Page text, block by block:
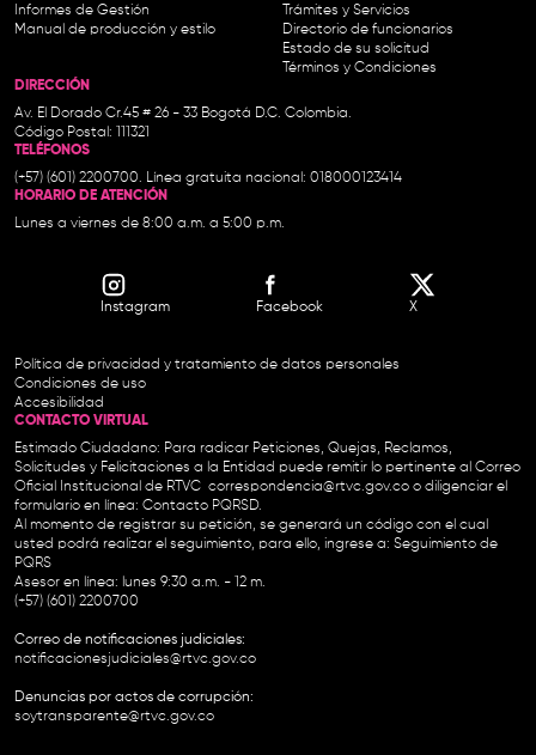
Informes de Gestión
Manual de producción y estilo
Trámites y Servicios
Directorio de funcionarios
Estado de su solicitud
Términos y Condiciones
DIRECCIÓN
Av. El Dorado Cr.45 # 26 - 33 Bogotá D.C. Colombia.
Código Postal: 111321
TELÉFONOS
(+57) (601) 2200700. Línea gratuita nacional: 018000123414
HORARIO DE ATENCIÓN
Lunes a viernes de 8:00 a.m. a 5:00 p.m.
Instagram Facebook X
Política de privacidad y tratamiento de datos personales
Condiciones de uso
Accesibilidad
CONTACTO VIRTUAL
Estimado Ciudadano: Para radicar Peticiones, Quejas, Reclamos,
Solicitudes y Felicitaciones a la Entidad puede remitir lo pertinente al Correo
Oficial Institucional de RTVC correspondencia@rtvc.gov.co o diligenciar el
formulario en línea: Contacto PQRSD.
Al momento de registrar su petición, se generará un código con el cual
usted podrá realizar el seguimiento, para ello, ingrese a: Seguimiento de
PQRS
Asesor en línea: lunes 9:30 a.m. - 12 m.
(+57) (601) 2200700
Correo de notificaciones judiciales:
notificacionesjudiciales@rtvc.gov.co
Denuncias por actos de corrupción:
soytransparente@rtvc.gov.co